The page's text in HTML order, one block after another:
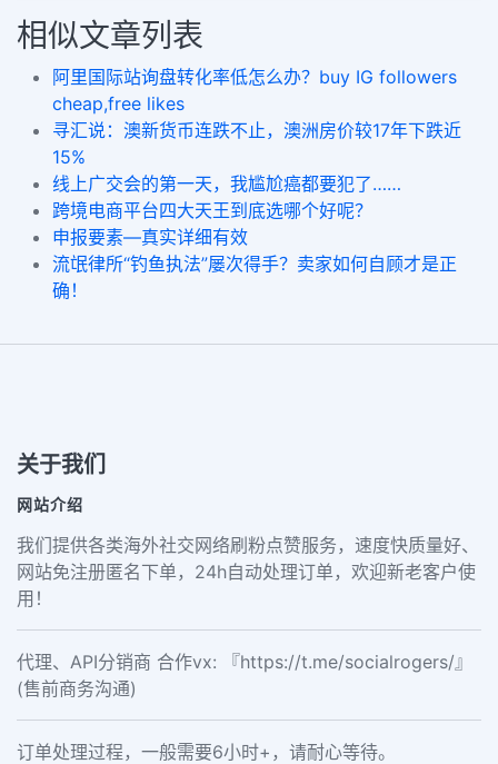
相似文章列表
阿里国际站询盘转化率低怎么办？buy IG followers
cheap,free likes
寻汇说：澳新货币连跌不止，澳洲房价较17年下跌近
15%
线上广交会的第一天，我尴尬癌都要犯了……
跨境电商平台四大天王到底选哪个好呢？
申报要素—真实详细有效
流氓律所“钓鱼执法”屡次得手？卖家如何自顾才是正
确！
关于我们
网站介绍
我们提供各类海外社交网络刷粉点赞服务，速度快质量好、
网站免注册匿名下单，24h自动处理订单，欢迎新老客户使
用！
代理、API分销商 合作vx: 『https://t.me/socialrogers/』
(售前商务沟通)
订单处理过程，一般需要6小时+，请耐心等待。